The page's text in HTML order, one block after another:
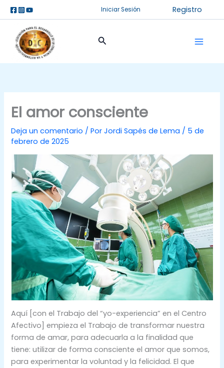
al
contenido
Iniciar Sesión Registro
Buscar
El amor consciente
Deja un comentario / PorJordi Sapés de Lema / 5 de
febrero de 2025
Aquí [con el Trabajo del “yo-experiencia” en el Centro
Afectivo] empieza el Trabajo de transformar nuestra
forma de amar, para adecuarla a la finalidad que
tiene: utilizar de forma consciente el amor que somos,
para experimentar la voluntad y la felicidad. El que